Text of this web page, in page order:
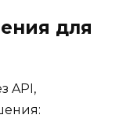
для
API,